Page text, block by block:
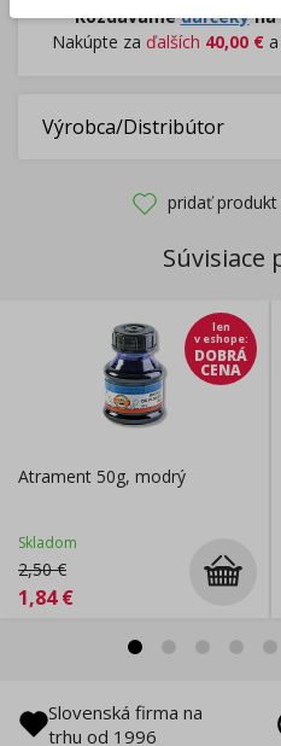
Rozdávame darčeky na
Nakúpte za ďalších 40,00 €
Výrobca/Distribútor
pridať
Súvisiace
len
v eshope:
DOBRÁ
CENA
Atrament 50g, modrý
Skladom
2,50€
1,84€
Slovenská firma na
trhu od 1996